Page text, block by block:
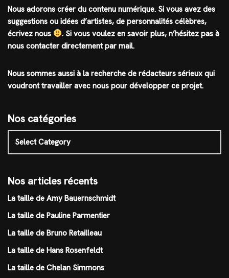
Nous adorons créer du contenu numérique. Si vous avez des
suggestions ou idées d’artistes, de personnalités célèbres,
écrivez nous
. Si vous voulez en savoir plus, n’hésitez pas à
nous contacter directement par mail.
Nous sommes aussi à la recherche de rédacteurs sérieux qui
voudront travailler avec nous pour développer ce projet.
Nos catégories
Nos articles récents
La taille de Amy Bauernschmidt
La taille de Pauline Parmentier
La taille de Bruno Retailleau
La taille de Hans Rosenfeldt
La taille de Chelan Simmons